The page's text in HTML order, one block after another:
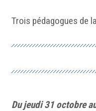
Trois pédagogues de
Du jeudi 31 octobre